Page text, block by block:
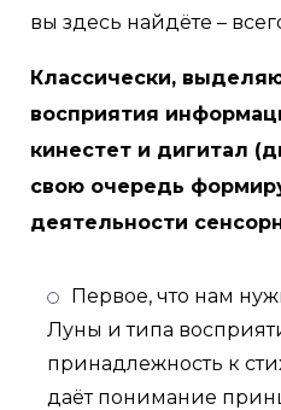
вы здесь найдёте –
Классически,
восприятия
кинестет и дигитал
свою очередь
деятельности
Первое, что нам
Луны и типа
принадлежность к
даёт понимание